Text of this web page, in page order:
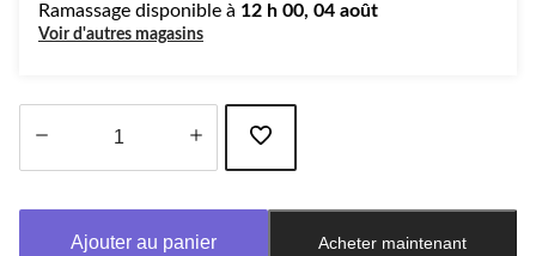
Ramassage disponible à 12 h 00, 04 août
Voir d'autres magasins
Ajouter au panier Acheter maintenant